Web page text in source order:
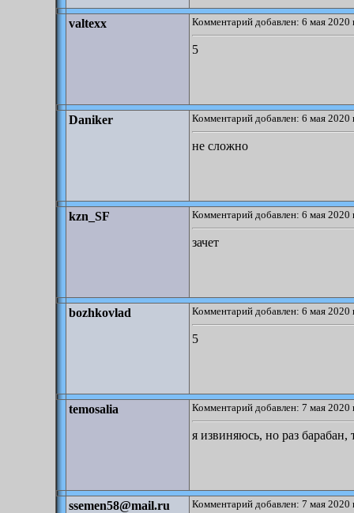
valtexx Комментарий добавлен: 6 мая 2020
5
Daniker Комментарий добавлен: 6 мая 2020
не сложно
kzn_SF Комментарий добавлен: 6 мая 2020
зачет
bozhkovlad Комментарий добавлен: 6 мая 2020
5
temosalia Комментарий добавлен: 7 мая 2020
я извиняюсь, но раз
ssemen58@mail.ru Комментарий добавлен: 7 мая 2020